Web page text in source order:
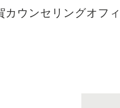
カウンセリングオ